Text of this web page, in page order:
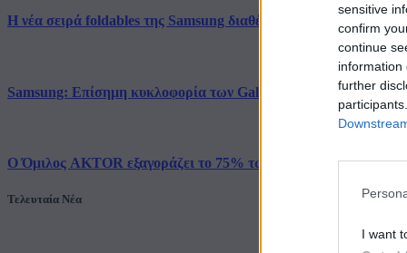
sensitive
confirm
continue
information
further
I want
Η νέα σειρά foldables της Samsung διαθέσιμη στη Vodafone
Samsung: Επίσημη κυκλοφορία των Galaxy Z Fold8 Ultra,
Ο Όμιλος AKTOR εξαγοράζει το 75% των εταιρειών
Τελευταία Νέα